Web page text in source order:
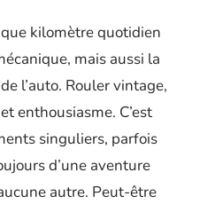
kilomètre quotidien
mais aussi la
l’auto. Rouler vintage,
enthousiasme. C’est
singuliers, parfois
d’une aventure
autre. Peut-être